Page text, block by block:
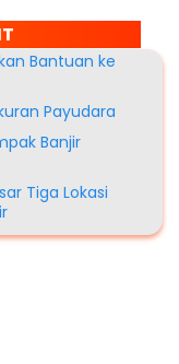
Bantuan ke
Payudara
Banjir
Tiga Lokasi